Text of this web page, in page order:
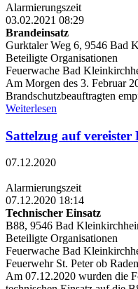
Alarmierungszeit
03.02.2021 08:29
Brandeinsatz
Gurktaler Weg 6, 9546 Bad
Beteiligte Organisationen
Feuerwache Bad
Am Morgen des 3. Februar
Brandschutzbeauftragten
Weiterlesen
Sattelzug auf
07.12.2020
Alarmierungszeit
07.12.2020 18:14
Technischer Einsatz
B88, 9546 Bad
Beteiligte Organisationen
Feuerwache Bad
Feuerwehr St. Peter ob
Am 07.12.2020 wurden die